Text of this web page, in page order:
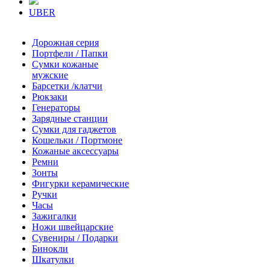
UBER
Дорожная серия
Портфели / Папки
Сумки кожаные
мужские
Барсетки /клатчи
Рюкзаки
Генераторы
Зарядные станции
Сумки для гаджетов
Кошельки / Портмоне
Кожаные аксессуары
Ремни
Зонты
Фигурки керамические
Ручки
Часы
Зажигалки
Ножи швейцарские
Сувениры / Подарки
Бинокли
Шкатулки